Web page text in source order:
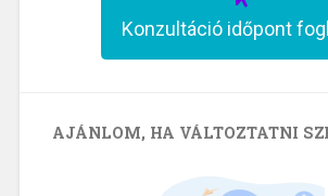
Konzultáció időpont
AJÁNLOM, HA VÁLTOZTATNI